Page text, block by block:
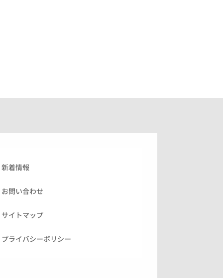
新着情報
お問い合わせ
サイトマップ
プライバシーポリシー